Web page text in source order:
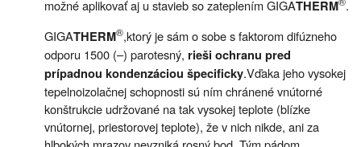
možné aplikovať aj u stavieb so zateplením GIGATHERM .
GIGATHERM®,ktorý je sám o sobe s faktorom difúzneho
odporu 1500 (–) parotesný, rieši ochranu pred
prípadnou kondenzáciou špecificky.Vďaka jeho vysokej
tepelnoizolačnej schopnosti sú ním chránené vnútorné
konštrukcie udržované na tak vysokej teplote (blízke
vnútornej, priestorovej teplote), že v nich nikde, ani za